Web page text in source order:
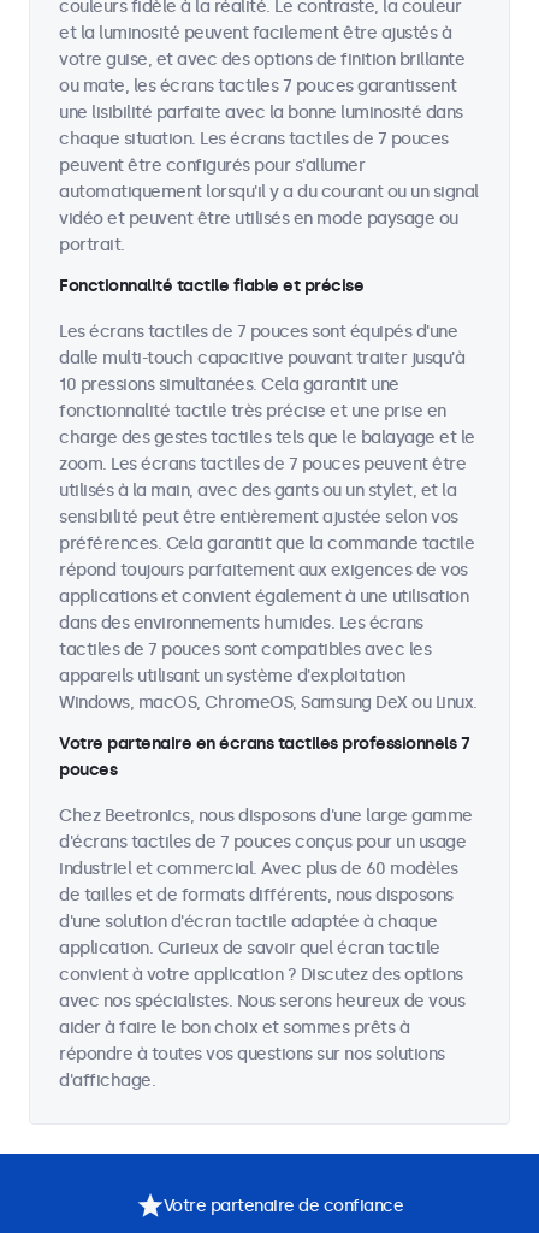
couleurs fidèle à la réalité. Le contraste, la couleur
et la luminosité peuvent facilement être ajustés à
votre guise, et avec des options de finition brillante
ou mate, les écrans tactiles 7 pouces garantissent
une lisibilité parfaite avec la bonne luminosité dans
chaque situation. Les écrans tactiles de 7 pouces
peuvent être configurés pour s'allumer
automatiquement lorsqu'il y a du courant ou un signal
vidéo et peuvent être utilisés en mode paysage ou
portrait.
Fonctionnalité tactile fiable et précise
Les écrans tactiles de 7 pouces sont équipés d'une
dalle multi-touch capacitive pouvant traiter jusqu'à
10 pressions simultanées. Cela garantit une
fonctionnalité tactile très précise et une prise en
charge des gestes tactiles tels que le balayage et le
zoom. Les écrans tactiles de 7 pouces peuvent être
utilisés à la main, avec des gants ou un stylet, et la
sensibilité peut être entièrement ajustée selon vos
préférences. Cela garantit que la commande tactile
répond toujours parfaitement aux exigences de vos
applications et convient également à une utilisation
dans des environnements humides. Les écrans
tactiles de 7 pouces sont compatibles avec les
appareils utilisant un système d'exploitation
Windows, macOS, ChromeOS, Samsung DeX ou Linux.
Votre partenaire en écrans tactiles professionnels 7
pouces
Chez Beetronics, nous disposons d'une large gamme
d'écrans tactiles de 7 pouces conçus pour un usage
industriel et commercial. Avec plus de 60 modèles
de tailles et de formats différents, nous disposons
d'une solution d'écran tactile adaptée à chaque
application. Curieux de savoir quel écran tactile
convient à votre application ? Discutez des options
avec nos spécialistes. Nous serons heureux de vous
aider à faire le bon choix et sommes prêts à
répondre à toutes vos questions sur nos solutions
d'affichage.
Votre partenaire de confiance